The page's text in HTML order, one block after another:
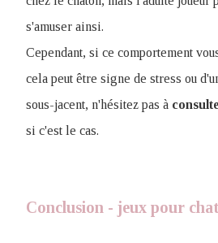
s'amuser ainsi.
Cependant, si ce comportement
cela peut être signe de stress ou
sous-jacent, n'hésitez pas à
si c'est le cas.
Conclusion - jeux pour